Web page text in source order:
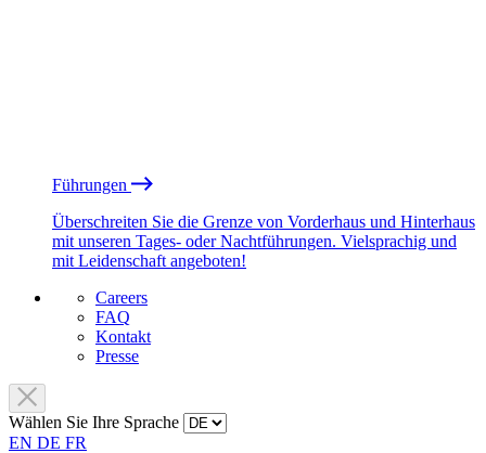
Führungen
Überschreiten Sie die Grenze von Vorderhaus und Hinterhaus
mit unseren Tages- oder Nachtführungen. Vielsprachig und
mit Leidenschaft angeboten!
Careers
FAQ
Kontakt
Presse
Wählen Sie Ihre Sprache
EN DE FR